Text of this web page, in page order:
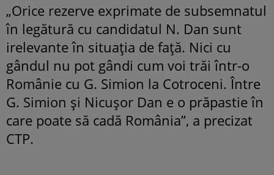
„Orice rezerve exprimate de subsemnatul
în legătură cu candidatul N. Dan sunt
irelevante în situația de față. Nici cu
gândul nu pot gândi cum voi trăi într-o
Românie cu G. Simion la Cotroceni. Între
G. Simion și Nicușor Dan e o prăpastie în
care poate să cadă România”, a precizat
CTP.